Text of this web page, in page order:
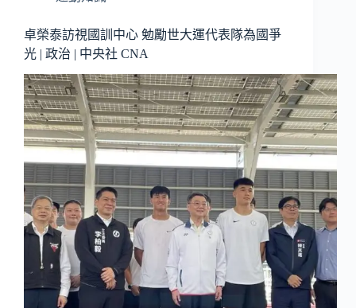
卓榮泰訪視國訓中心 勉勵世大運代表隊為國爭
光 | 政治 | 中央社 CNA